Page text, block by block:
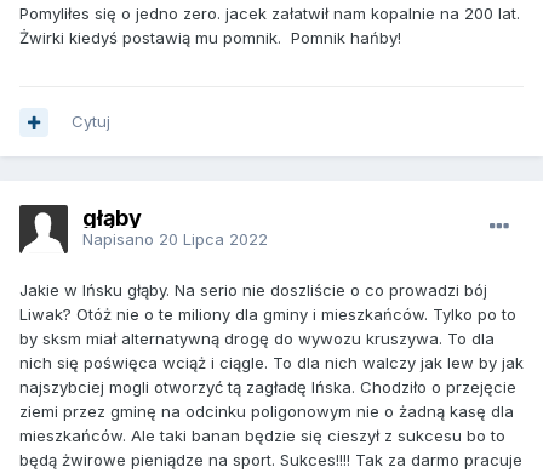
Pomyliłes się o jedno zero. jacek załatwił nam kopalnie na 200 lat.
Żwirki kiedyś postawią mu pomnik. Pomnik hańby!
Cytuj
głąby
Napisano 20 Lipca 2022
Jakie w Ińsku głąby. Na serio nie doszliście o co prowadzi bój
Liwak? Otóż nie o te miliony dla gminy i mieszkańców. Tylko po to
by sksm miał alternatywną drogę do wywozu kruszywa. To dla
nich się poświęca wciąż i ciągle. To dla nich walczy jak lew by jak
najszybciej mogli otworzyć tą zagładę Ińska. Chodziło o przejęcie
ziemi przez gminę na odcinku poligonowym nie o żadną kasę dla
mieszkańców. Ale taki banan będzie się cieszył z sukcesu bo to
będą żwirowe pieniądze na sport. Sukces!!!! Tak za darmo pracuje